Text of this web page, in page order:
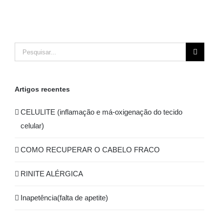
Pesquisar
Artigos recentes
CELULITE (inflamação e má-oxigenação do tecido
celular)
COMO RECUPERAR O CABELO FRACO
RINITE ALÉRGICA
Inapetência(falta de apetite)